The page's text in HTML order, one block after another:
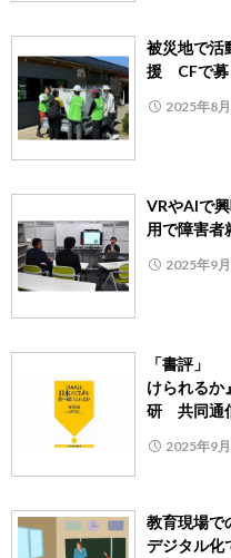
被災地で活
援 CFで募
2025年8
VRやAIで
用で障害者
2025年9
「書評」
けられる
研 共同通
2025年9
教育現場で
デジタル化